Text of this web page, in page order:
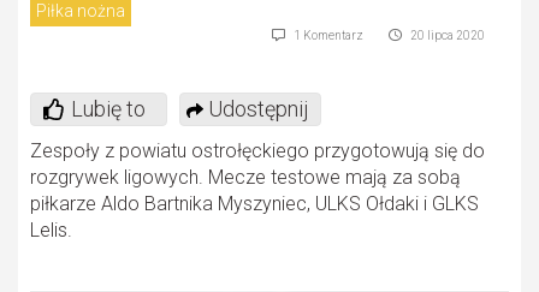
Piłka nożna
20 lipca 2020
1 Komentarz
Lubię to Udostępnij
Zespoły z powiatu ostrołęckiego przygotowują się do
rozgrywek ligowych. Mecze testowe mają za sobą
piłkarze Aldo Bartnika Myszyniec, ULKS Ołdaki i GLKS
Lelis.